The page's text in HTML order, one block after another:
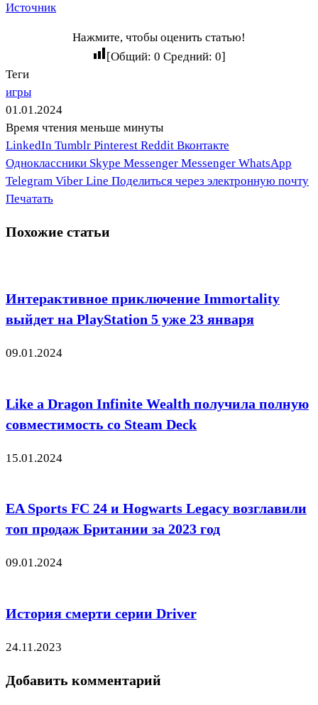
Источник
Нажмите, чтобы оценить статью!
[Общий: 0 Средний: 0]
Теги
игры
01.01.2024
Время чтения меньше минуты
LinkedIn Tumblr Pinterest Reddit Вконтакте
Одноклассники Skype Messenger Messenger WhatsApp
Telegram Viber Line Поделиться через электронную почту
Печатать
Похожие статьи
Интерактивное приключение Immortality
выйдет на PlayStation 5 уже 23 января
09.01.2024
Like a Dragon Infinite Wealth получила полную
совместимость со Steam Deck
15.01.2024
EA Sports FC 24 и Hogwarts Legacy возглавили
топ продаж Британии за 2023 год
09.01.2024
История смерти серии Driver
24.11.2023
Добавить комментарий